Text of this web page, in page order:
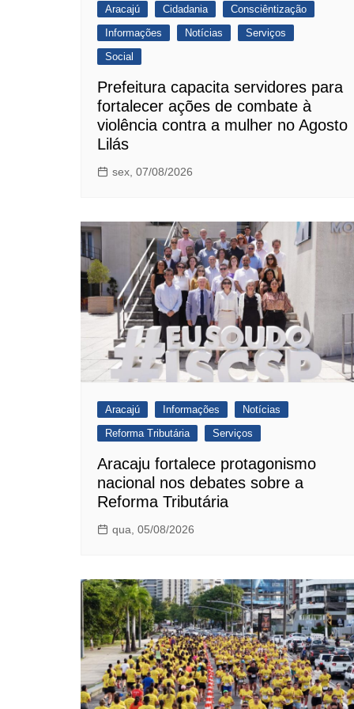
Aracajú Cidadania
Consciêntização
Informações
Notícias
Serviços
Social
Prefeitura capacita servidores para
fortalecer ações de combate à
violência contra a mulher no Agosto
Lilás
sex, 07/08/2026
Aracajú Informações
Notícias
Reforma Tributária
Serviços
Aracaju fortalece protagonismo
nacional nos debates sobre a
Reforma Tributária
qua, 05/08/2026